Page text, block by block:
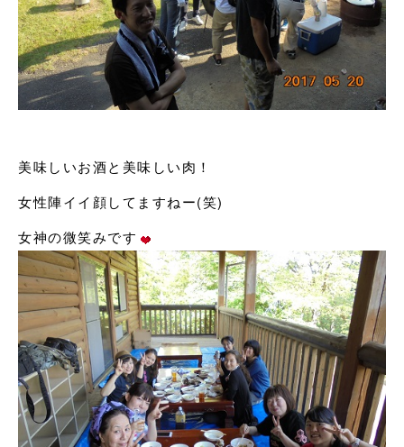
美味しいお酒と美味しい肉！
女性陣イイ顔してますねー(笑)
女神の微笑みです